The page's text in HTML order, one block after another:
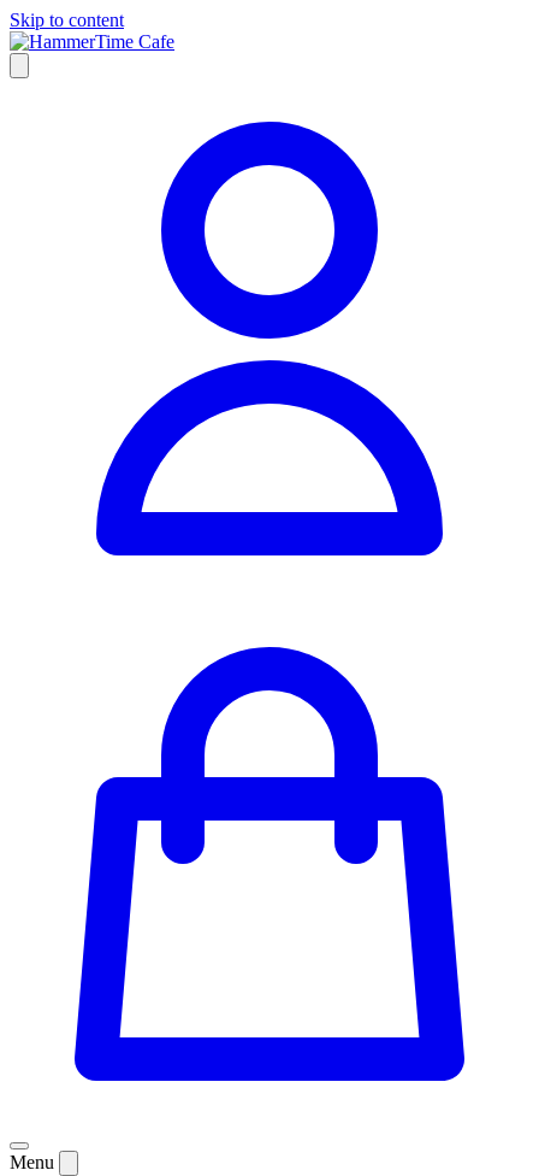
Skip to content
Menu